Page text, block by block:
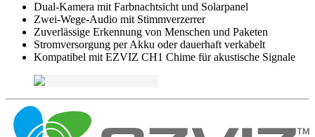
Dual-Kamera mit Farbnachtsicht und Solarpanel
Zwei-Wege-Audio mit Stimmverzerrer
Zuverlässige Erkennung von Menschen und Paketen
Stromversorgung per Akku oder dauerhaft verkabelt
Kompatibel mit EZVIZ CH1 Chime für akustische Signale